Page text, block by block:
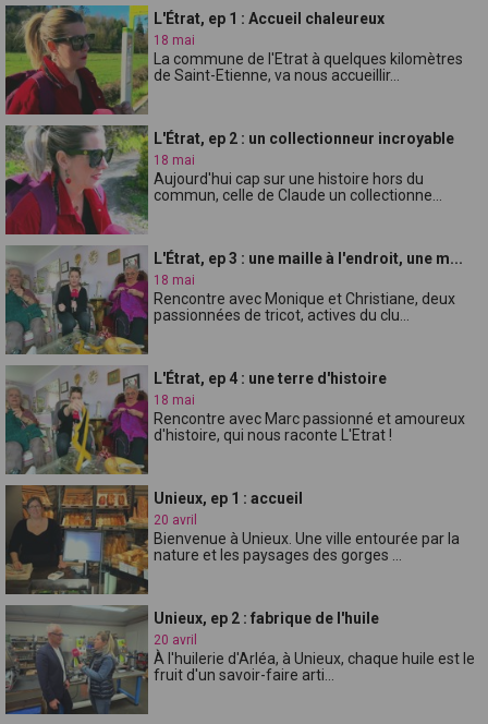
L'Étrat, ep 1 : Accueil chaleureux
18 mai
La commune de l'Etrat à quelques kilomètres
de Saint-Etienne, va nous accueillir...
L'Étrat, ep 2 : un collectionneur incroyable
18 mai
Aujourd'hui cap sur une histoire hors du
commun, celle de Claude un collectionne...
L'Étrat, ep 3 : une maille à l'endroit, une m...
18 mai
Rencontre avec Monique et Christiane, deux
passionnées de tricot, actives du clu...
L'Étrat, ep 4 : une terre d'histoire
18 mai
Rencontre avec Marc passionné et amoureux
d'histoire, qui nous raconte L'Etrat !
Unieux, ep 1 : accueil
20 avril
Bienvenue à Unieux. Une ville entourée par la
nature et les paysages des gorges ...
Unieux, ep 2 : fabrique de l'huile
20 avril
À l'huilerie d'Arléa, à Unieux, chaque huile est le
fruit d'un savoir-faire arti...